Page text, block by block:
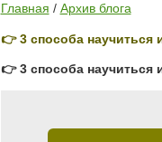
Главная / Архив блога
👉 3 способа научиться
👉 3 способа научиться